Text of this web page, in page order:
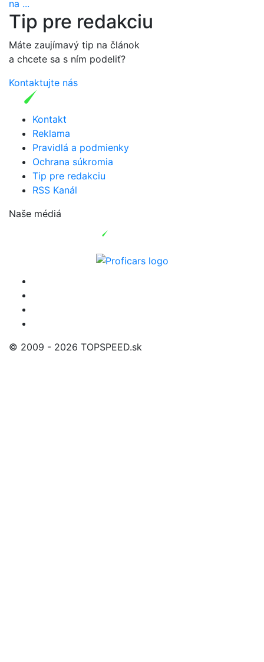
na ...
Tip pre redakciu
Máte zaujímavý tip na článok
a chcete sa s ním podeliť?
Kontaktujte nás
Kontakt
Reklama
Pravidlá a podmienky
Ochrana súkromia
Tip pre redakciu
RSS Kanál
Naše médiá
© 2009 - 2026 TOPSPEED.sk